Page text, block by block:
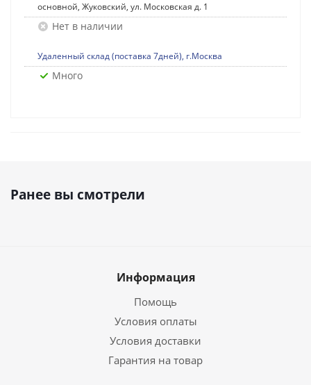
основной, Жуковский, ул. Московская д. 1
Нет в наличии
Удаленный склад (поставка 7дней), г.Москва
Много
Ранее вы смотрели
Информация
Помощь
Условия оплаты
Условия доставки
Гарантия на товар